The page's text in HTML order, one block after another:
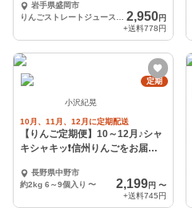
㎖〉岩手県盛岡市
2,950円
+送料778円
定期
小沢紀晃
10月、11月、12月に定期配送
【りんご定期便】10～12月♪シャ
キシャキッ❗️信州りんごをお届け
長野県中野市
約2kg 6～9個入り 〜 2,199円 〜
+送料745円